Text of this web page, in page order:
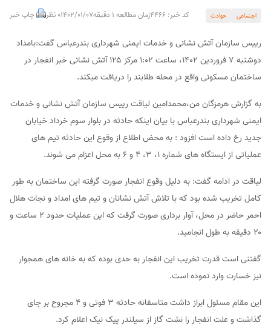
اجتماعی حوادث کد خبر: 4466 زمان مطالعه 1 دقیقه 1402/01/070 نظر چاپ خبر
رییس سازمان آتش نشانی و خدمات ایمنی شهرداری بندرعباس گفت:بامداد
دوشنبه ۷ فروردین ۱۴۰۲، ساعت ۱:۰۲ مرکز ۱۲۵ آتش نشانی خبر انفجار در
ساختمان مسکونی واقع در محله طلابند را دریافت میکند.
به گزارش هرمزگان من،محمدامین لیاقت رییس سازمان آتش نشانی و خدمات
ایمنی شهرداری بندرعباس با بیان اینکه حادثه در بلوار سوم خرداد خیابان
جدید رخ داده است افزود : به محض اطلاع از وقوع این حادثه تیم های
عملیاتی از ایستگاه‌ های شماره 1، ٣، 4 و 6 به محل اعزام می شوند.
لیاقت در ادامه گفت: به دلیل وقوع انفجار صورت گرفته این ساختمان به طور
کامل تخریب شده بود که با تلاش آتش نشانان و تیم های امداد و نجات هلال
احمر حاضر در محل، آوار برداری صورت گرفت که این عملیات حدود ۲ ساعت و
۲۰ دقیقه به طول انجامید.
گفتنی است قدرت تخریب این انفجار به حدی بوده که به خانه های همجوار
نیز خسارت وارد نموده است.
این مقام مسئول ابراز داشت متاسفانه حادثه ۳ فوتی و ۴ مجروح بر جای
گذاشت و علت انفجار را نشت گاز از سیلندر پیک نیک اعلام کرد.